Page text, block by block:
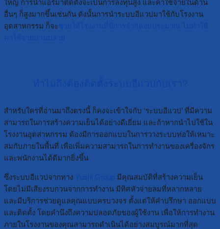
ใหญ่ การนำแอร์มาติดตั้งจะเป็นการลงทุนสูง และค่าใช้จ่ายในด้าน
อื่นๆ ก็สูงมากขึ้นเช่นกัน ดังนั้นการนำระบบอีแวปมาใช้กับโรงงาน
อุตสาหกรรม ก็จะ
สำหรับใครที่อ่านมาถึงตรงนี้ ก็คงจะเข้าใจกับ ‘ระบบอีแวป’ ที่มีความ
สามารถในการสร้างความเย็นได้อย่างดีเยี่ยม และถ้าหากนำไปใช้ใน
โรงงานอุตสาหกรรม ต้องมีการออกแบบในการวางระบบท่อให้เหมาะ
สมกับภายในพื้นที่ เพื่อเพิ่มความสามารถในการทำงานของเครื่องจักร
และพนักงานได้ดีมากยิ่งขึ้น
ซึ่งระบบอีแวปจากทาง
มีคุณสมบัติที่สร้างความเย็น
โดยไม่มีเสียงรบกวนจากการทำงาน มีทิศหัวจ่ายลมที่หลากหลาย
และมีบริการช่วยดูแลคุณแบบครบวงจร ตั้งแต่ให้คำปรึกษา ออกแบบ
และติดตั้ง โดยคำนึงถึงความปลอดภัยของผู้ใช้งาน เพื่อให้การทำงาน
ภายในโรงงานของคุณสามารถดำเนินได้อย่างสมบูรณ์มากที่สุด